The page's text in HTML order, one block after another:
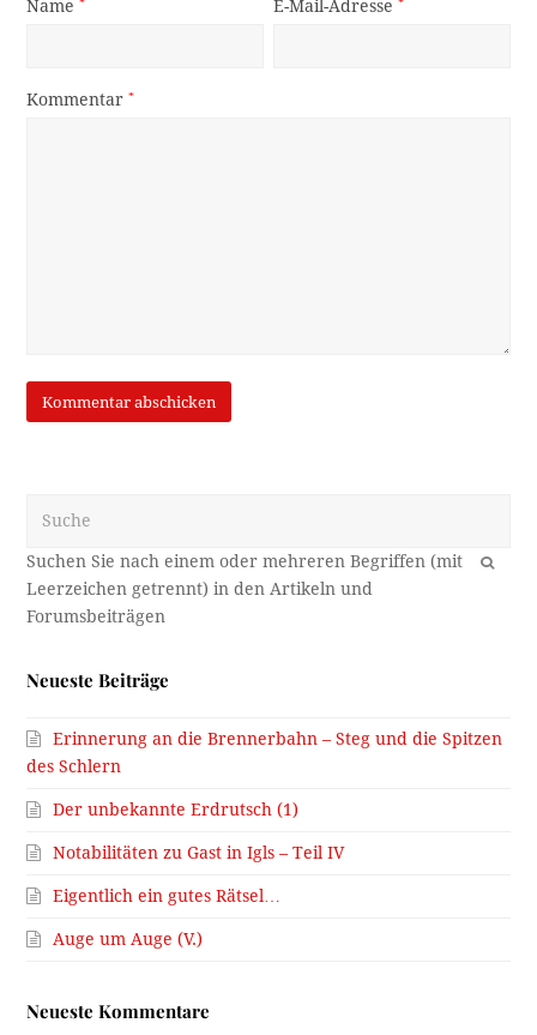
Name* E-Mail-Adresse*
Kommentar*
OK
Neueste Beiträge
Erinnerung an die Brennerbahn – Steg und die Spitzen
des Schlern
Der unbekannte Erdrutsch (1)
Notabilitäten zu Gast in Igls – Teil IV
Eigentlich ein gutes Rätsel…
Auge um Auge (V.)
Neueste Kommentare